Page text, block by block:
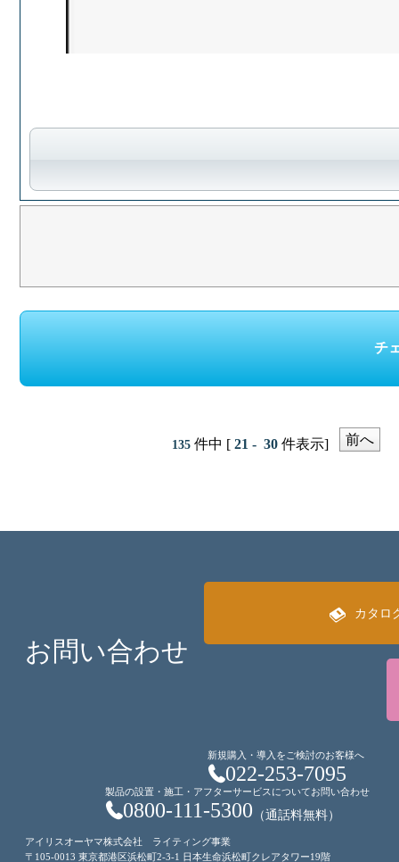
135 件中 [ 21 - 30 件表示] 前へ
お問い合わせ
カタロ
新規購入・導入をご検討のお客様へ
022-253-7095
製品の設置・施工・アフターサービスについてお問い合わせ
0800-111-5300 （通話料無料）
アイリスオーヤマ株式会社 ライティング事業
〒105-0013 東京都港区浜松町2-3-1 日本生命浜松町クレアタワー19階